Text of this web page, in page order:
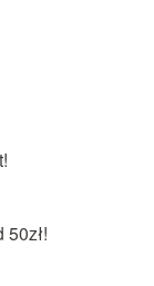
50zł!